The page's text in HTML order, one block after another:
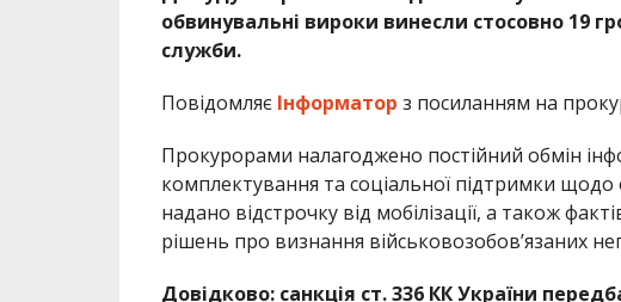
обвинувальні вироки винесли стосовно 19
служби.
Повідомляє Інформатор з посиланням на
Прокурорами налагоджено постійний обмін
комплектування та соціальної підтримки щодо
надано відстрочку від мобілізації, а також
рішень про визнання військовозобов’язаних
Довідково: санкція ст. 336 КК України